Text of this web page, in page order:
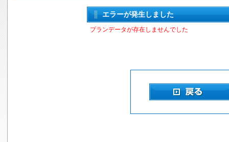
エラーが発生しました
プランデータが存在しませんでした